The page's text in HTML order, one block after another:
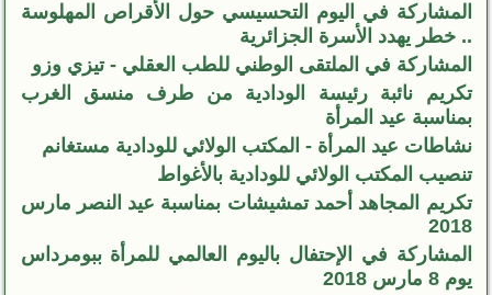
المشاركة في اليوم التحسيسي حول الأقراص المهلوسة
.. خطر يهدد الأسرة الجزائرية
المشاركة في الملتقى الوطني للطب العقلي - تيزي وزو
تكريم نائبة رئيسة الودادية من طرف منسق الغرب
بمناسبة عيد المرأة
نشاطات عيد المرأة - المكتب الولائي للودادية مستغانم
تنصيب المكتب الولائي للودادية بالأغواط
تكريم المجاهد أحمد تمشيشات بمناسبة عيد النصر مارس
2018
المشاركة في الإحتفال باليوم العالمي للمرأة ببومرداس
يوم 8 مارس 2018